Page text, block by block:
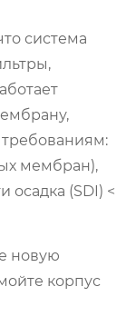
система
требованиям:
мембран),
осадка (SDI) <
новую
корпус